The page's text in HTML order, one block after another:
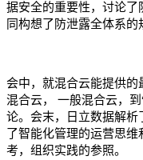
据安全的重要性，讨论
同构想了防泄露全体系的
会中，就混合云能提供
混合云， 一般混合云，
论。会末，日立数据解析
了智能化管理的运营思
考，组织实践的参照。